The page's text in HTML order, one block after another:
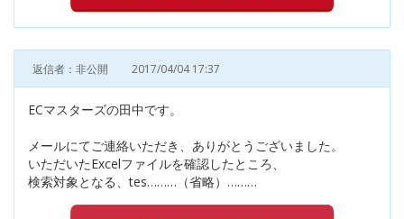
返信者：非公開 2017/04/04 17:37
ECマスターズの田中です。
メールにてご連絡いただき、ありがとうございました。
いただいたExcelファイルを確認したところ、
検索対象となる、tes………（省略）………